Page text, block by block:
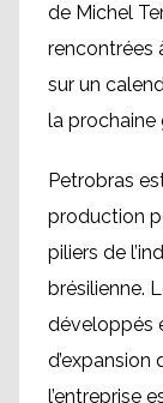
de Michel
rencontrées
sur un
la prochaine
Petrobras
production
piliers de
brésilienne.
développés
l’entreprise